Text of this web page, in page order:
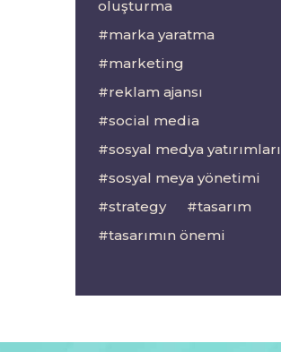
oluşturma
marka yaratma
marketing
reklam ajansı
social media
sosyal medya yatırımları
sosyal meya yönetimi
strategy
tasarım
tasarımın önemi